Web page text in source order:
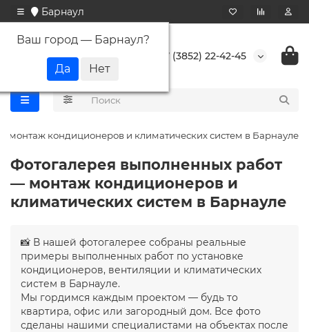
Барнаул
Ваш город — Барнаул?
+7 (3852) 22-42-45
монтаж кондиционеров и климатических систем в Барнауле
Фотогалерея выполненных работ
— монтаж кондиционеров и
климатических систем в Барнауле
📸 В нашей фотогалерее собраны реальные
примеры выполненных работ по установке
кондиционеров, вентиляции и климатических
систем в Барнауле.
Мы гордимся каждым проектом — будь то
квартира, офис или загородный дом. Все фото
сделаны нашими специалистами на объектах после